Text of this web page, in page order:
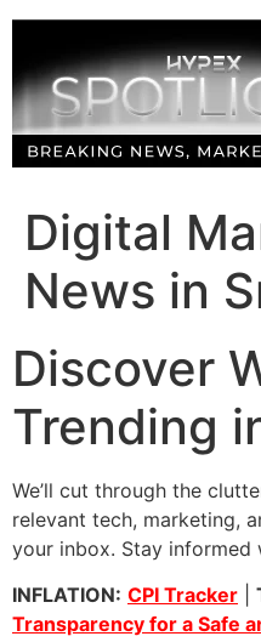
Skip
content
Digital
News in
Discover
Trending
We’ll cut through the
relevant tech, marketing,
your inbox. Stay informed
INFLATION: CPI Tracker
Transparency for a Safe